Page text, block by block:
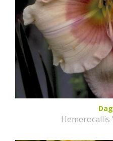
Hemerocallis